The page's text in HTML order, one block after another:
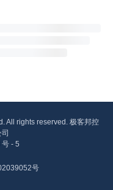
All rights reserved. 极客邦控
- 5
号